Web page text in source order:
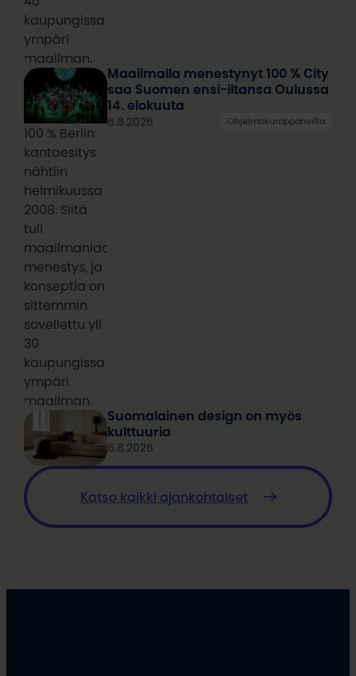
kaupungissa
ympäri
maailman.
100 % Berlin
kantaesitys
nähtiin
helmikuussa
2008. Siitä
tuli
maailmanlaajuinen
menestys, ja
konseptia on
sittemmin
sovellettu yli
30
kaupungissa
ympäri
maailman.
Maailmalla menestynyt 100 % City
saa Suomen ensi-iltansa Oulussa
14. elokuuta
6.8.2026 Ohjelmakumppaneilta
Suomalainen design on myös
kulttuuria
6.8.2026
Katso kaikki ajankohtaiset